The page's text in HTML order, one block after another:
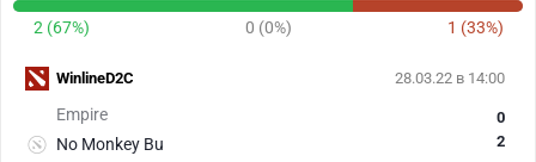
2 (67%) 0 (0%) 1 (33%)
28.03.22 в 14:00
Empire
No Monkey Bu
0
2
WinlineD2С